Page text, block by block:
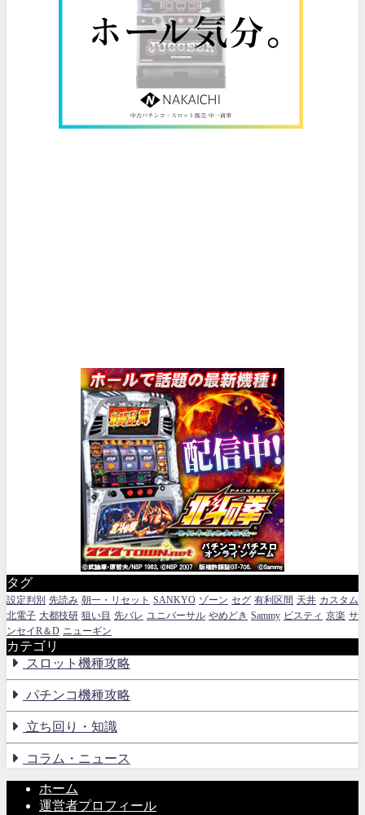
タグ
設定判別 先読み 朝一・リセット SANKYO ゾーン セグ 有利区間 天井 カスタム
北電子 大都技研 狙い目 先バレ ユニバーサル やめどき Sammy ビスティ 京楽 サ
ンセイR＆D ニューギン
カテゴリ
スロット機種攻略
パチンコ機種攻略
立ち回り・知識
コラム・ニュース
ホーム
運営者プロフィール